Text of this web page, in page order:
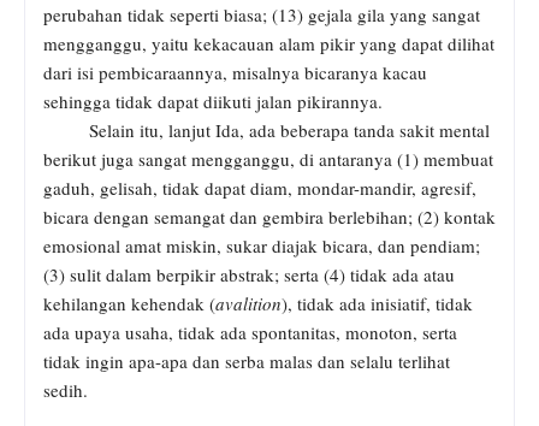
perubahan tidak seperti biasa; (13) gejala gila yang sangat
mengganggu, yaitu kekacauan alam pikir yang dapat dilihat
dari isi pembicaraannya, misalnya bicaranya kacau
sehingga tidak dapat diikuti jalan pikirannya.
Selain itu, lanjut Ida, ada beberapa tanda sakit mental
berikut juga sangat mengganggu, di antaranya (1) membuat
gaduh, gelisah, tidak dapat diam, mondar-mandir, agresif,
bicara dengan semangat dan gembira berlebihan; (2) kontak
emosional amat miskin, sukar diajak bicara, dan pendiam;
(3) sulit dalam berpikir abstrak; serta (4) tidak ada atau
kehilangan kehendak (avalition), tidak ada inisiatif, tidak
ada upaya usaha, tidak ada spontanitas, monoton, serta
tidak ingin apa-apa dan serba malas dan selalu terlihat
sedih.